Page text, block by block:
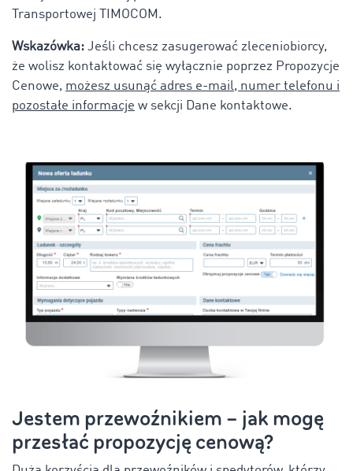
Transportowej TIMOCOM.
Wskazówka: Jeśli chcesz zasugerować zleceniobiorcy,
że wolisz kontaktować się wyłącznie poprzez Propozycje
Cenowe, możesz usunąć adres e-mail, numer telefonu i
pozostałe informacje w sekcji Dane kontaktowe.
Jestem przewoźnikiem – jak mogę
przesłać propozycję cenową?